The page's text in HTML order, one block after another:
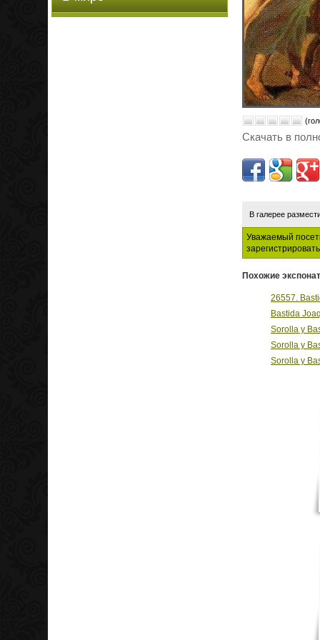
Скачать в
В галерее
Уважаемый
Похожие
26557.
Bastida
Sorolla y
Sorolla y
Sorolla y